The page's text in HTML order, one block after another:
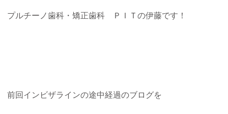
プルチーノ歯科・矯正歯科 ＰＩＴの伊藤です！
前回インビザラインの途中経過のブログを